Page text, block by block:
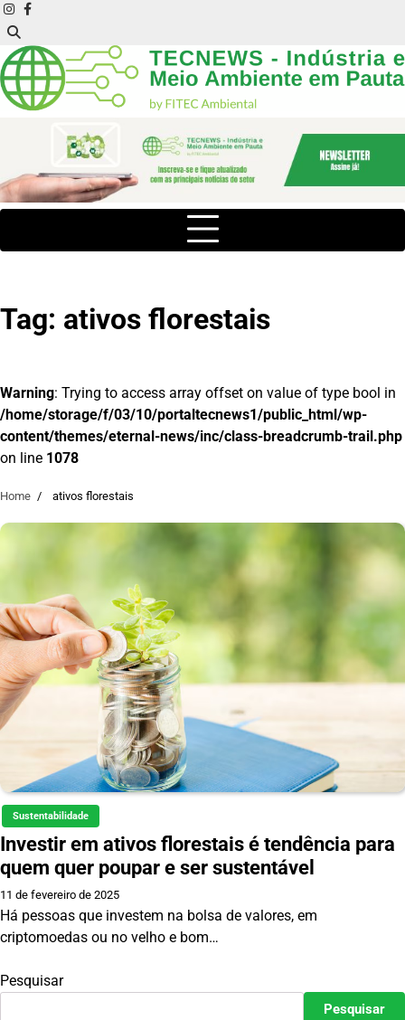
Skip
to
content
instagram
facebook
Tag: ativos florestais
Warning: Trying to access array offset on value of type bool in
/home/storage/f/03/10/portaltecnews1/public_html/wp-
content/themes/eternal-news/inc/class-breadcrumb-trail.php
on line 1078
Home ativos florestais
Sustentabilidade
Investir em ativos florestais é tendência para
quem quer poupar e ser sustentável
11 de fevereiro de 2025
Há pessoas que investem na bolsa de valores, em
criptomoedas ou no velho e bom…
Pesquisar
Pesquisar